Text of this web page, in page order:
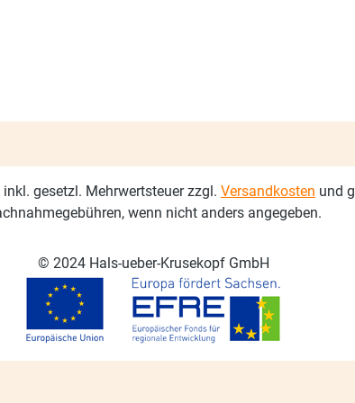
inkl. gesetzl. Mehrwertsteuer zzgl. Versandkosten und
wenn nicht anders angegeben.
© 2024 Hals-ueber-Krusekopf GmbH